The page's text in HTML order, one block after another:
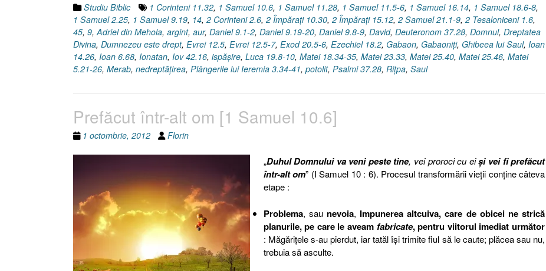
Studiu Biblic 1 Corinteni 11.32, 1 Samuel 10.6, 1 Samuel 11.28, 1 Samuel 11.5-6, 1 Samuel 16.14, 1 Samuel 18.6-8,
1 Samuel 2.25, 1 Samuel 9.19, 14, 2 Corinteni 2.6, 2 Împăraţi 10.30, 2 Împăraţi 15.12, 2 Samuel 21.1-9, 2 Tesaloniceni 1.6,
45, 9, Adriel din Mehola, argint, aur, Daniel 9.1-2, Daniel 9.19-20, Daniel 9.8-9, David, Deuteronom 37.28, Domnul, Dreptatea
Divina, Dumnezeu este drept, Evrei 12.5, Evrei 12.5-7, Exod 20.5-6, Ezechiel 18.2, Gabaon, Gabaoniţi, Ghibeea lui Saul, Ioan
14.26, Ioan 6.68, Ionatan, Iov 42.16, ispăşire, Luca 19.8-10, Matei 18.34-35, Matei 23.33, Matei 25.40, Matei 25.46, Matei
5.21-26, Merab, nedreptăţirea, Plângerile lui Ieremia 3.34-41, potolit, Psalmi 37.28, Riţpa, Saul
Prefăcut într-alt om [1 Samuel 10.6]
1 octombrie, 2012 Florin
„Duhul Domnului va veni peste tine, vei proroci cu eişi vei fi prefăcut
într-alt om” (I Samuel 10 : 6). Procesul transformării vieţii conţine câteva
etape :
Problema, sau nevoia, Impunerea altcuiva, care de obicei ne strică
planurile, pe care le aveam fabricate, pentru viitorul imediat următor
: Măgăriţele s-au pierdut, iar tatăl îşi trimite fiul să le caute; plăcea sau nu,
trebuia să asculte.